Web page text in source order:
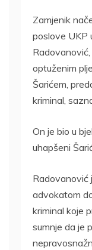
Zamjenik
poslove UKP
optuženim
Šarićem,
kriminal,
On je bio u
uhapšeni
Radovanović
advokatom
kriminal koje
sumnje da je